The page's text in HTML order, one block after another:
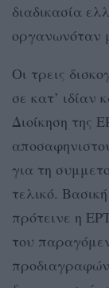
διαδικασία
οργανωνόταν
Οι τρεις
σε κατ’ ιδίαν
Διοίκηση της
για τη
τελικό.
πρότεινε η
του